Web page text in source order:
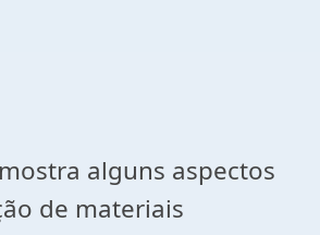
alguns aspectos
de materiais